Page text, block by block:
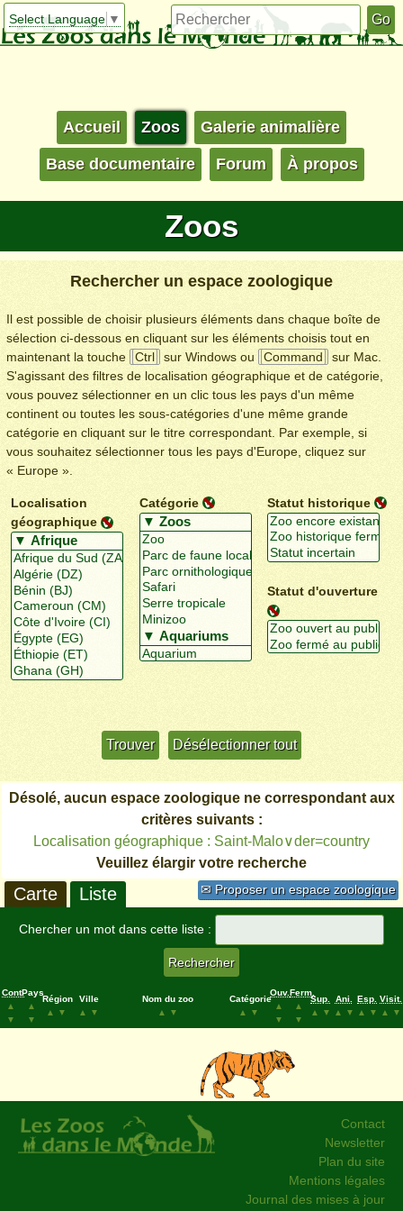
Select Language ▼
Accueil Zoos Galerie animalière
Base documentaire Forum À propos
Zoos
Rechercher un espace zoologique
Il est possible de choisir plusieurs éléments dans chaque boîte de
sélection ci-dessous en cliquant sur les éléments choisis tout en
maintenant la touche
Ctrl sur Windows ou Command
sur Mac.
S'agissant des filtres de localisation géographique et de catégorie,
vous pouvez sélectionner en un clic tous les pays d'un même
continent ou toutes les sous-catégories d'une même grande
catégorie en cliquant sur le titre correspondant. Par exemple, si
vous souhaitez sélectionner tous les pays d'Europe, cliquez sur
« Europe ».
Localisation
géographique
Catégorie Statut historique
Statut d'ouverture
Désolé, aucun espace zoologique ne correspondant aux
critères suivants :
Localisation géographique : Saint-Malo∨der=country
Veuillez élargir votre recherche
✉ Proposer un espace zoologique
Carte Liste
Chercher un mot dans cette liste :
Cont.
▲
▼
Pays
▲
▼
Région
▲
▼
Ville
▲
▼
Nom du zoo
▲
▼
Catégorie
▲
▼
Ouv.
▲
▼
Ferm.
▲
▼
Sup.
▲
▼
Ani.
▲
▼
Esp.
▲
▼
Visit.
▲
▼
Contact
Newsletter
Plan du site
Mentions légales
Journal des mises à jour